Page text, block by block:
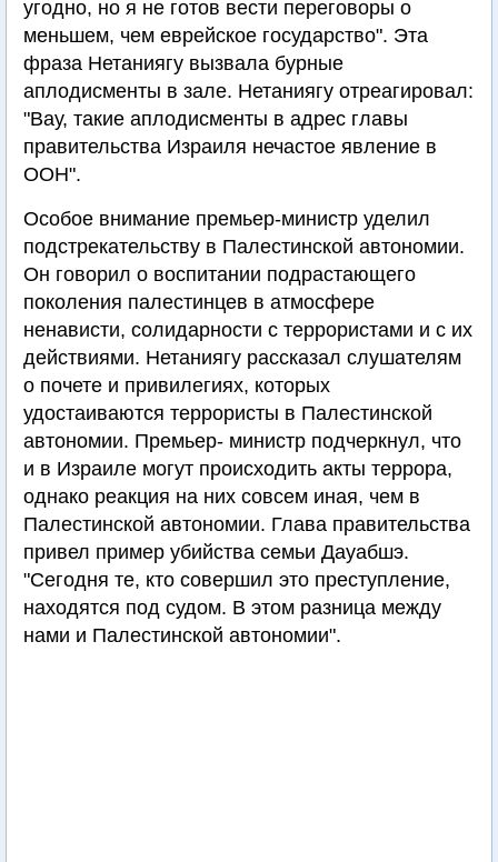
угодно, но я не готов вести переговоры о
меньшем, чем еврейское государство". Эта
фраза Нетаниягу вызвала бурные
аплодисменты в зале. Нетаниягу отреагировал:
"Вау, такие аплодисменты в адрес главы
правительства Израиля нечастое явление в
ООН".
Особое внимание премьер-министр уделил
подстрекательству в Палестинской автономии.
Он говорил о воспитании подрастающего
поколения палестинцев в атмосфере
ненависти, солидарности с террористами и с их
действиями. Нетаниягу рассказал слушателям
о почете и привилегиях, которых
удостаиваются террористы в Палестинской
автономии. Премьер- министр подчеркнул, что
и в Израиле могут происходить акты террора,
однако реакция на них совсем иная, чем в
Палестинской автономии. Глава правительства
привел пример убийства семьи Дауабшэ.
"Сегодня те, кто совершил это преступление,
находятся под судом. В этом разница между
нами и Палестинской автономии".